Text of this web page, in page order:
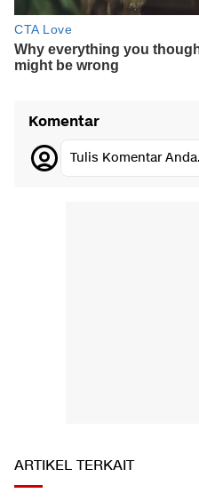
Komentar
Tulis Komentar
ARTIKEL TERKAIT